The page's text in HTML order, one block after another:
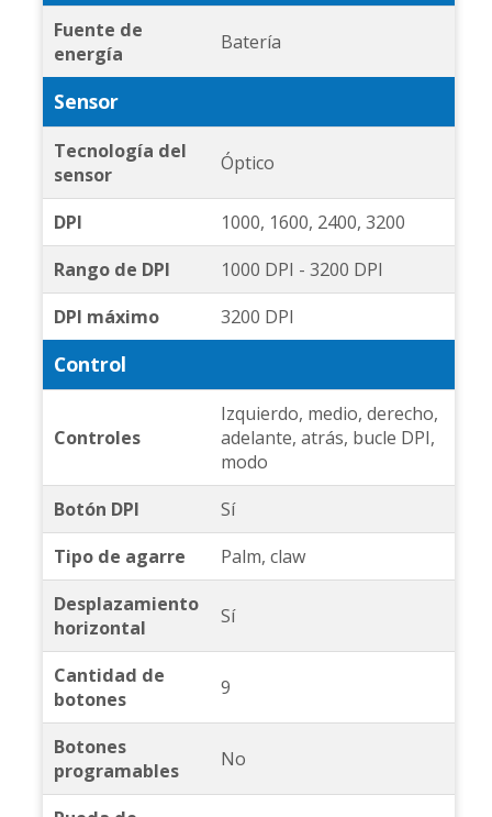
Fuente de
energía
Batería
Sensor
Tecnología del
sensor
Óptico
DPI
1000, 1600, 2400, 3200
Rango de DPI
1000 DPI - 3200 DPI
DPI máximo
3200 DPI
Control
Controles
Izquierdo, medio, derecho,
adelante, atrás, bucle DPI,
modo
Botón DPI
Sí
Tipo de agarre
Palm, claw
Desplazamiento
horizontal
Sí
Cantidad de
botones
9
Botones
programables
No